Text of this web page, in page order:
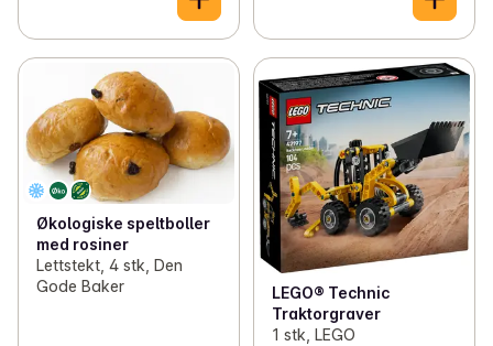
Økologiske speltboller
med rosiner
Lettstekt, 4 stk, Den
Gode Baker
LEGO® Technic
Traktorgraver
1 stk, LEGO